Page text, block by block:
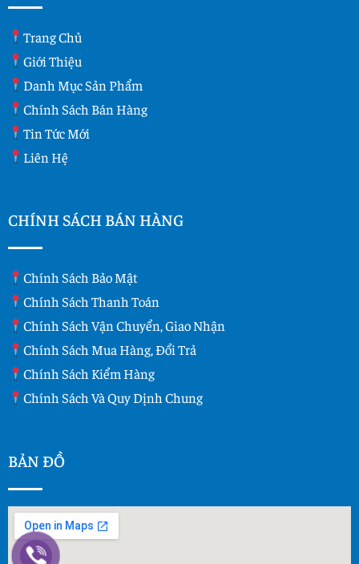
Trang Chủ
Giới Thiệu
Danh Mục Sản Phẩm
Chính Sách Bán Hàng
Tin Tức Mới
Liên Hệ
CHÍNH SÁCH BÁN HÀNG
Chính Sách Bảo Mật
Chính Sách Thanh Toán
Chính Sách Vận Chuyển, Giao Nhận
Chính Sách Mua Hàng, Đổi Trả
Chính Sách Kiểm Hàng
Chính Sách Và Quy Dịnh Chung
BẢN ĐỒ